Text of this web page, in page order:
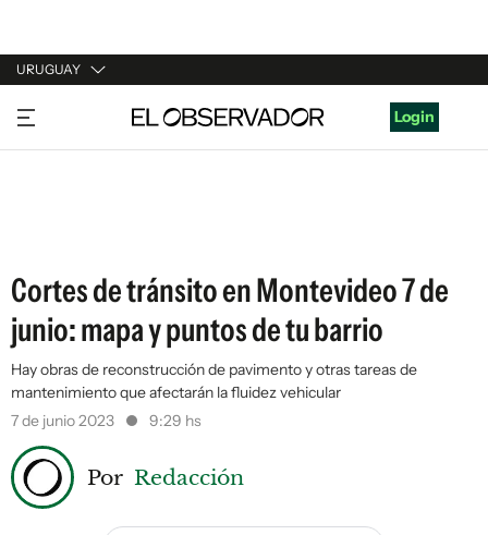
URUGUAY
URUGUAY
ARGENTINA
Login
Cortes de tránsito en Montevideo 7 de
junio: mapa y puntos de tu barrio
Hay obras de reconstrucción de pavimento y otras tareas de
mantenimiento que afectarán la fluidez vehicular
7 de junio 2023
9:29 hs
Por Redacción